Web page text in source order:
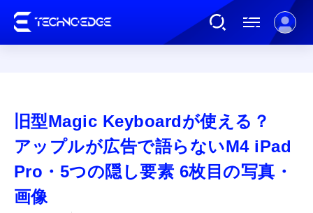
AI
ガジェット
旧型Magic Keyboardが使える？
アップルが広告で語らないM4 iPad
Pro・5つの隠し要素 6枚目の写真・
画像